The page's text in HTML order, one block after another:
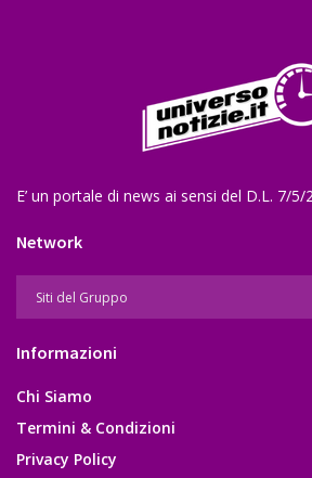
E’ un portale di news ai sensi del D.L. 7/5/
Network
Informazioni
Chi Siamo
Termini & Condizioni
Privacy Policy